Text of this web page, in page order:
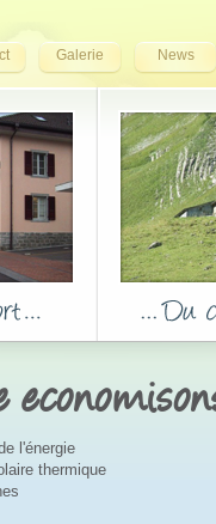
Galerie News
l'énergie
thermique